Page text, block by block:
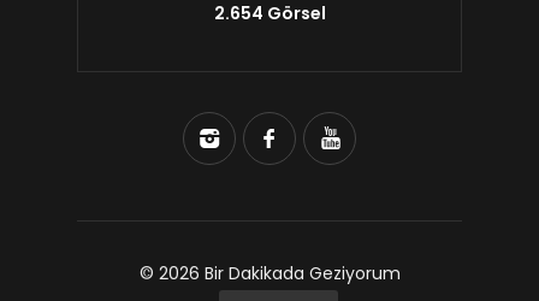
2.654 Görsel
© 2026 Bir Dakikada Geziyorum